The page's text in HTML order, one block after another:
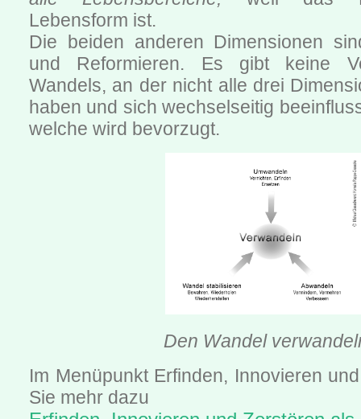
Lebensform ist.
Die beiden anderen Dimensionen
und Reformieren. Es gibt keine
Wandels, an der nicht alle drei
haben und sich wechselseitig
welche wird bevorzugt.
Den Wandel
Im Menüpunkt Erfinden, Innovieren
Sie mehr dazu